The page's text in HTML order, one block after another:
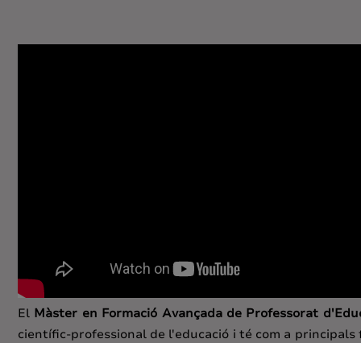
El Màster en Formació Avançada de Professorat
científic-professional de l'educació i té com a